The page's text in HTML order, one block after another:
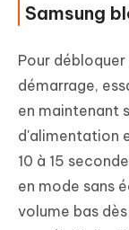
Samsung
Pour
démarrage,
en maintenant
d'alimentation
10 à 15
en mode sans
volume bas